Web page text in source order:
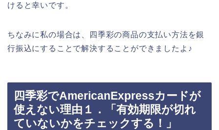
けると幸いです。
ちなみに私の場合は、四季彩の商品の支払い方法を銀
行振込にすることで解決することができましたよ♪
四季彩でAmericanExpressカードが
使えない理由１．「有効期限が切れ
ていないかをチェックする！」